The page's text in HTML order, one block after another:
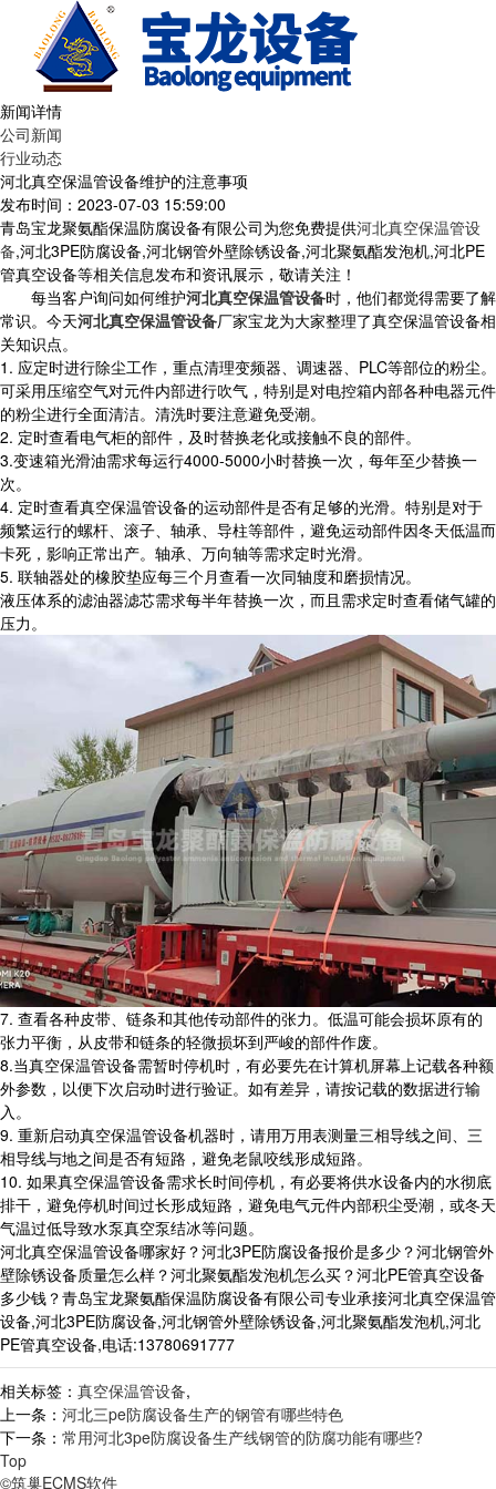
新闻详情
公司新闻
行业动态
河北真空保温管设备维护的注意事项
发布时间：2023-07-03 15:59:00
青岛宝龙聚氨酯保温防腐设备有限公司为您免费提供河北真空保温管设
备,河北3PE防腐设备,河北钢管外壁除锈设备,河北聚氨酯发泡机,河北PE
管真空设备等相关信息发布和资讯展示，敬请关注！
每当客户询问如何维护河北真空保温管设备时，他们都觉得需要了解
常识。今天河北真空保温管设备厂家宝龙为大家整理了真空保温管设备相
关知识点。
1. 应定时进行除尘工作，重点清理变频器、调速器、PLC等部位的粉尘。
可采用压缩空气对元件内部进行吹气，特别是对电控箱内部各种电器元件
的粉尘进行全面清洁。清洗时要注意避免受潮。
2. 定时查看电气柜的部件，及时替换老化或接触不良的部件。
3.变速箱光滑油需求每运行4000-5000小时替换一次，每年至少替换一
次。
4. 定时查看真空保温管设备的运动部件是否有足够的光滑。特别是对于
频繁运行的螺杆、滚子、轴承、导柱等部件，避免运动部件因冬天低温而
卡死，影响正常出产。轴承、万向轴等需求定时光滑。
5. 联轴器处的橡胶垫应每三个月查看一次同轴度和磨损情况。
液压体系的滤油器滤芯需求每半年替换一次，而且需求定时查看储气罐的
压力。
7. 查看各种皮带、链条和其他传动部件的张力。低温可能会损坏原有的
张力平衡，从皮带和链条的轻微损坏到严峻的部件作废。
8.当真空保温管设备需暂时停机时，有必要先在计算机屏幕上记载各种额
外参数，以便下次启动时进行验证。如有差异，请按记载的数据进行输
入。
9. 重新启动真空保温管设备机器时，请用万用表测量三相导线之间、三
相导线与地之间是否有短路，避免老鼠咬线形成短路。
10. 如果真空保温管设备需求长时间停机，有必要将供水设备内的水彻底
排干，避免停机时间过长形成短路，避免电气元件内部积尘受潮，或冬天
气温过低导致水泵真空泵结冰等问题。
河北真空保温管设备哪家好？河北3PE防腐设备报价是多少？河北钢管外
壁除锈设备质量怎么样？河北聚氨酯发泡机怎么买？河北PE管真空设备
多少钱？青岛宝龙聚氨酯保温防腐设备有限公司专业承接河北真空保温管
设备,河北3PE防腐设备,河北钢管外壁除锈设备,河北聚氨酯发泡机,河北
PE管真空设备,电话:13780691777
相关标签： 真空保温管设备,
上一条： 河北三pe防腐设备生产的钢管有哪些特色
下一条： 常用河北3pe防腐设备生产线钢管的防腐功能有哪些?
Top
©筑巢ECMS软件